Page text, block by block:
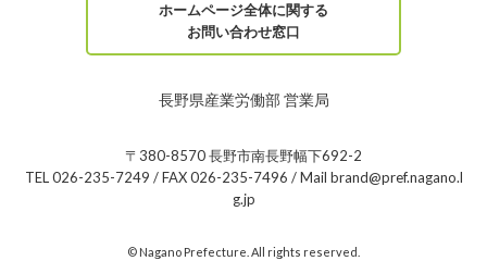
ホームページ全体に関する
お問い合わせ窓口
長野県産業労働部 営業局
〒380-8570 長野市南長野幅下692-2
TEL 026-235-7249 / FAX 026-235-7496 / Mail brand@pref.nagano.l
g.jp
© Nagano Prefecture. All rights reserved.